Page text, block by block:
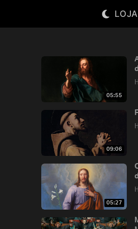
LOJA
05:55
09:06
05:27